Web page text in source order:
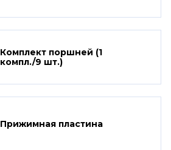
Комплект поршней (1
компл./9 шт.)
Прижимная пластина